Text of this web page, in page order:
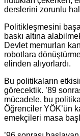
derslerini zorunlu
Politikleşmesini
baskı altına
Devlet memurları
robotlara
elinden alıyorlardı.
Bu politikaların
görecektik. ’89
mücadele, bu
Öğrenciler YÖK’ün
emekçileri masa